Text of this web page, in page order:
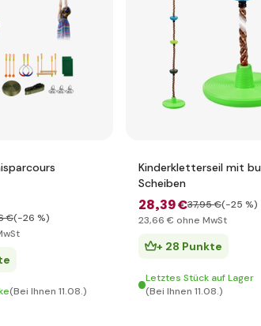
€(-26 %)
(Bei Ihnen 11.08.)
Kinderkletterseil mit
Scheiben
28,39 €37,95 €(-25 %)
23,66 € ohne MwSt
+ 28 Punkte
Letztes Stück auf Lager
(Bei Ihnen 11.08.)